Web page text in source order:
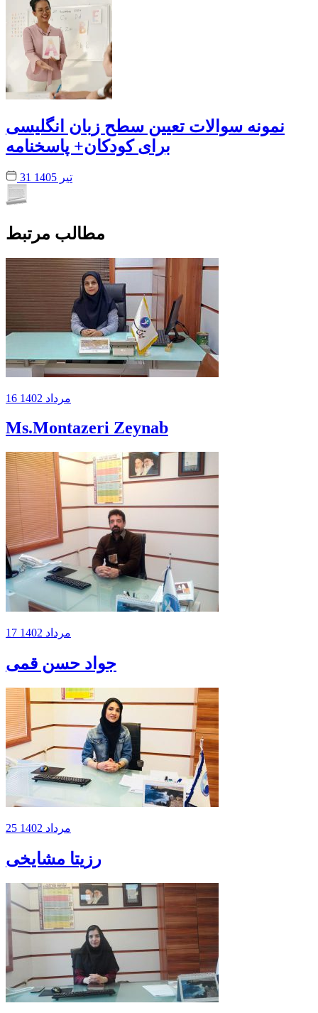
نمونه سوالات تعیین سطح زبان انگلیسی
برای کودکان+ پاسخنامه
31 تیر 1405
مطالب مرتبط
16 مرداد 1402
Ms.Montazeri Zeynab
17 مرداد 1402
جواد حسن قمی
25 مرداد 1402
رزیتا مشایخی